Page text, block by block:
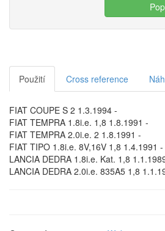
Použití Cross reference
FIAT COUPE S 2 1.3.1994 -
FIAT TEMPRA 1.8i.e. 1,8 1.8.1991 -
FIAT TEMPRA 2.0i.e. 2 1.8.1991 -
FIAT TIPO 1.8i.e. 8V,16V 1,8 1.4.1991 -
LANCIA DEDRA 1.8i.e. Kat. 1,8
LANCIA DEDRA 2.0i.e. 835A5 1,8